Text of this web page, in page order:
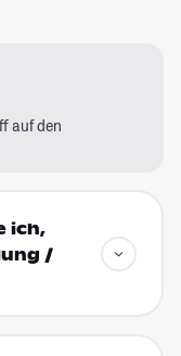
auf den
ich,
/